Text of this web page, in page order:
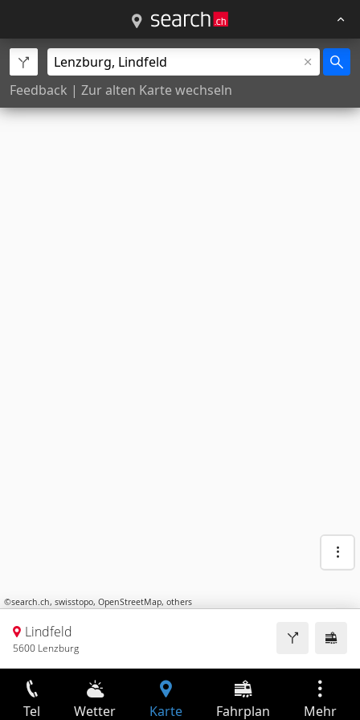
Feedback | Zur alten Karte wechseln
©search.ch, swisstopo, OpenStreetMap, others
Lindfeld
5600 Lenzburg
Tel Wetter Karte Fahrplan Mehr